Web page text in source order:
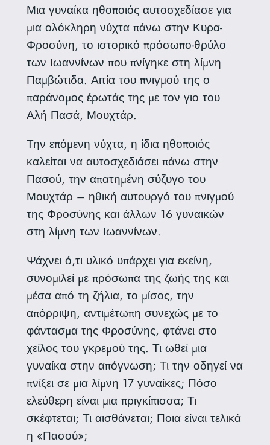
Μια γυναίκα ηθοποιός αυτοσχεδίασε για
μια ολόκληρη νύχτα πάνω στην Κυρα-
Φροσύνη, το ιστορικό πρόσωπο-θρύλο
των Ιωαννίνων που πνίγηκε στη λίμνη
Παμβώτιδα. Αιτία του πνιγμού της ο
παράνομος έρωτάς της με τον γιο του
Αλή Πασά, Μουχτάρ.
Την επόμενη νύχτα, η ίδια ηθοποιός
καλείται να αυτοσχεδιάσει πάνω στην
Πασού, την απατημένη σύζυγο του
Μουχτάρ – ηθική αυτουργό του πνιγμού
της Φροσύνης και άλλων 16 γυναικών
στη λίμνη των Ιωαννίνων.
Ψάχνει ό,τι υλικό υπάρχει για εκείνη,
συνομιλεί με πρόσωπα της ζωής της και
μέσα από τη ζήλια, το μίσος, την
απόρριψη, αντιμέτωπη συνεχώς με το
φάντασμα της Φροσύνης, φτάνει στο
χείλος του γκρεμού της. Τι ωθεί μια
γυναίκα στην απόγνωση; Τι την οδηγεί να
πνίξει σε μια λίμνη 17 γυναίκες; Πόσο
ελεύθερη είναι μια πριγκίπισσα; Τι
σκέφτεται; Τι αισθάνεται; Ποια είναι τελικά
η «Πασού»;